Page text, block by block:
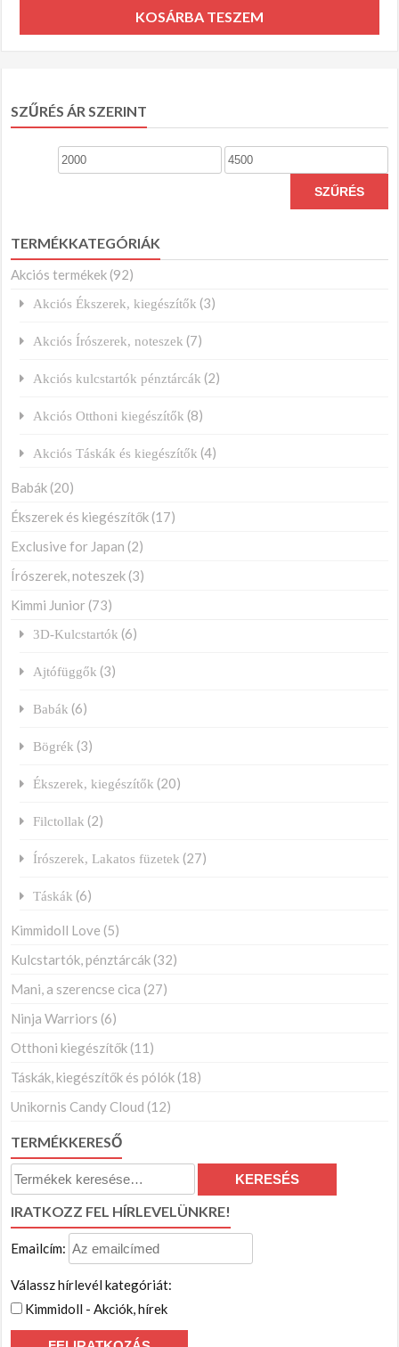
KOSÁRBA TESZEM
SZŰRÉS ÁR SZERINT
Min
Max
SZŰRÉS
TERMÉKKATEGÓRIÁK
Akciós termékek (92)
Akciós Ékszerek, kiegészítők (3)
Akciós Írószerek, noteszek (7)
Akciós kulcstartók pénztárcák (2)
Akciós Otthoni kiegészítők (8)
Akciós Táskák és kiegészítők (4)
Babák (20)
Ékszerek és kiegészítők (17)
Exclusive for Japan (2)
Írószerek, noteszek (3)
Kimmi Junior (73)
3D-Kulcstartók (6)
Ajtófüggők (3)
Babák (6)
Bögrék (3)
Ékszerek, kiegészítők (20)
Filctollak (2)
Írószerek, Lakatos füzetek (27)
Táskák (6)
Kimmidoll Love (5)
Kulcstartók, pénztárcák (32)
Mani, a szerencse cica (27)
Ninja Warriors (6)
Otthoni kiegészítők (11)
Táskák, kiegészítők és pólók (18)
Unikornis Candy Cloud (12)
TERMÉKKERESŐ
Keresés
a
következőre:
KERESÉS
IRATKOZZ FEL HÍRLEVELÜNKRE!
Emailcím:
Válassz hírlevél kategóriát:
Kimmidoll - Akciók, hírek